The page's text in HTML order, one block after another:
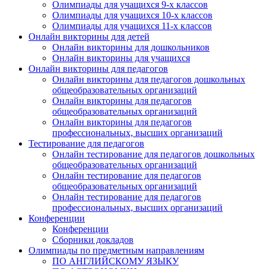
Олимпиады для учащихся 9-х классов
Олимпиады для учащихся 10-х классов
Олимпиады для учащихся 11-х классов
Онлайн викторины для детей
Онлайн викторины для дошкольников
Онлайн викторины для учащихся
Онлайн викторины для педагогов
Онлайн викторины для педагогов дошкольных
общеобразовательных организаций
Онлайн викторины для педагогов
общеобразовательных организаций
Онлайн викторины для педагогов
профессиональных, высших организаций
Тестирование для педагогов
Онлайн тестирование для педагогов дошкольных
общеобразовательных организаций
Онлайн тестирование для педагогов
общеобразовательных организаций
Онлайн тестирование для педагогов
профессиональных, высших организаций
Конференции
Конференции
Сборники докладов
Олимпиады по предметным направлениям
ПО АНГЛИЙСКОМУ ЯЗЫКУ